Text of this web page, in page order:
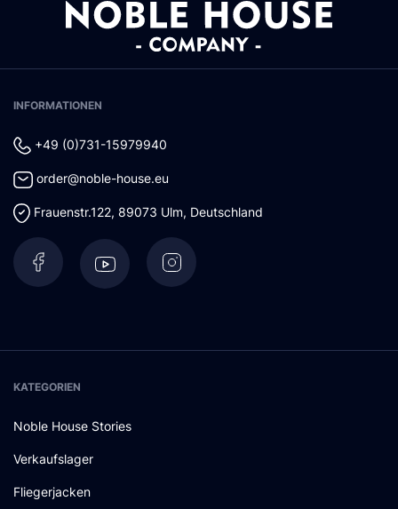
INFORMATIONEN
+49 (0)731-15979940
order@noble-house.eu
Frauenstr.122, 89073 Ulm, Deutschland
KATEGORIEN
Noble House Stories
Verkaufslager
Fliegerjacken